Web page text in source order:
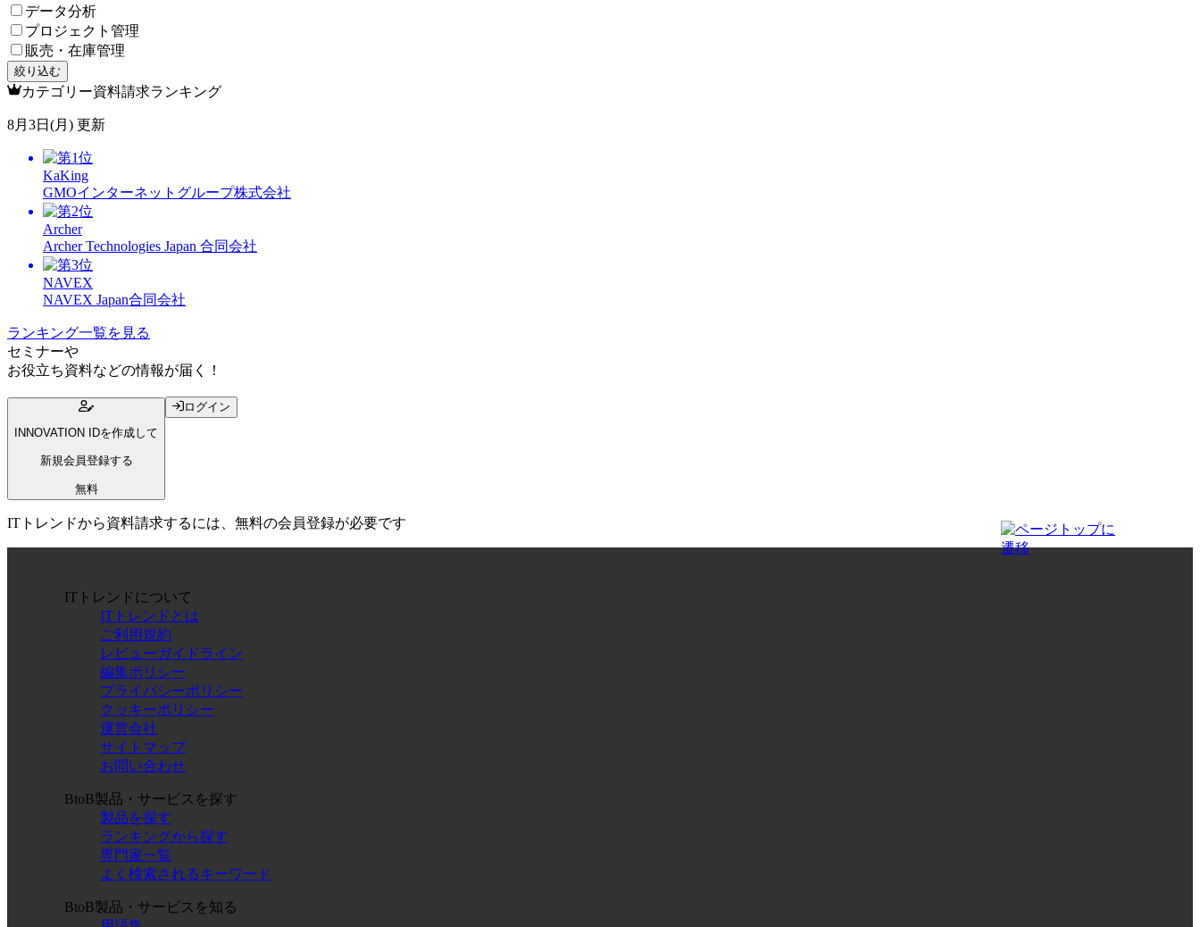
データ分析
プロジェクト管理
販売・在庫管理
絞り込む
カテゴリー資料請求ランキング
8月3日(月) 更新
KaKing
GMOインターネットグループ株式会社
Archer
Archer Technologies Japan 合同会社
NAVEX
NAVEX Japan合同会社
ランキング一覧を見る
セミナーや
お役立ち資料などの情報が届く！
INNOVATION IDを作成して
新規会員登録する
無料
ログイン
ITトレンドから資料請求するには、無料の会員登録が必要です
ITトレンドについて
ITトレンドとは
ご利用規約
レビューガイドライン
編集ポリシー
プライバシーポリシー
クッキーポリシー
運営会社
サイトマップ
お問い合わせ
BtoB製品・サービスを探す
製品を探す
ランキングから探す
専門家一覧
よく検索されるキーワード
BtoB製品・サービスを知る